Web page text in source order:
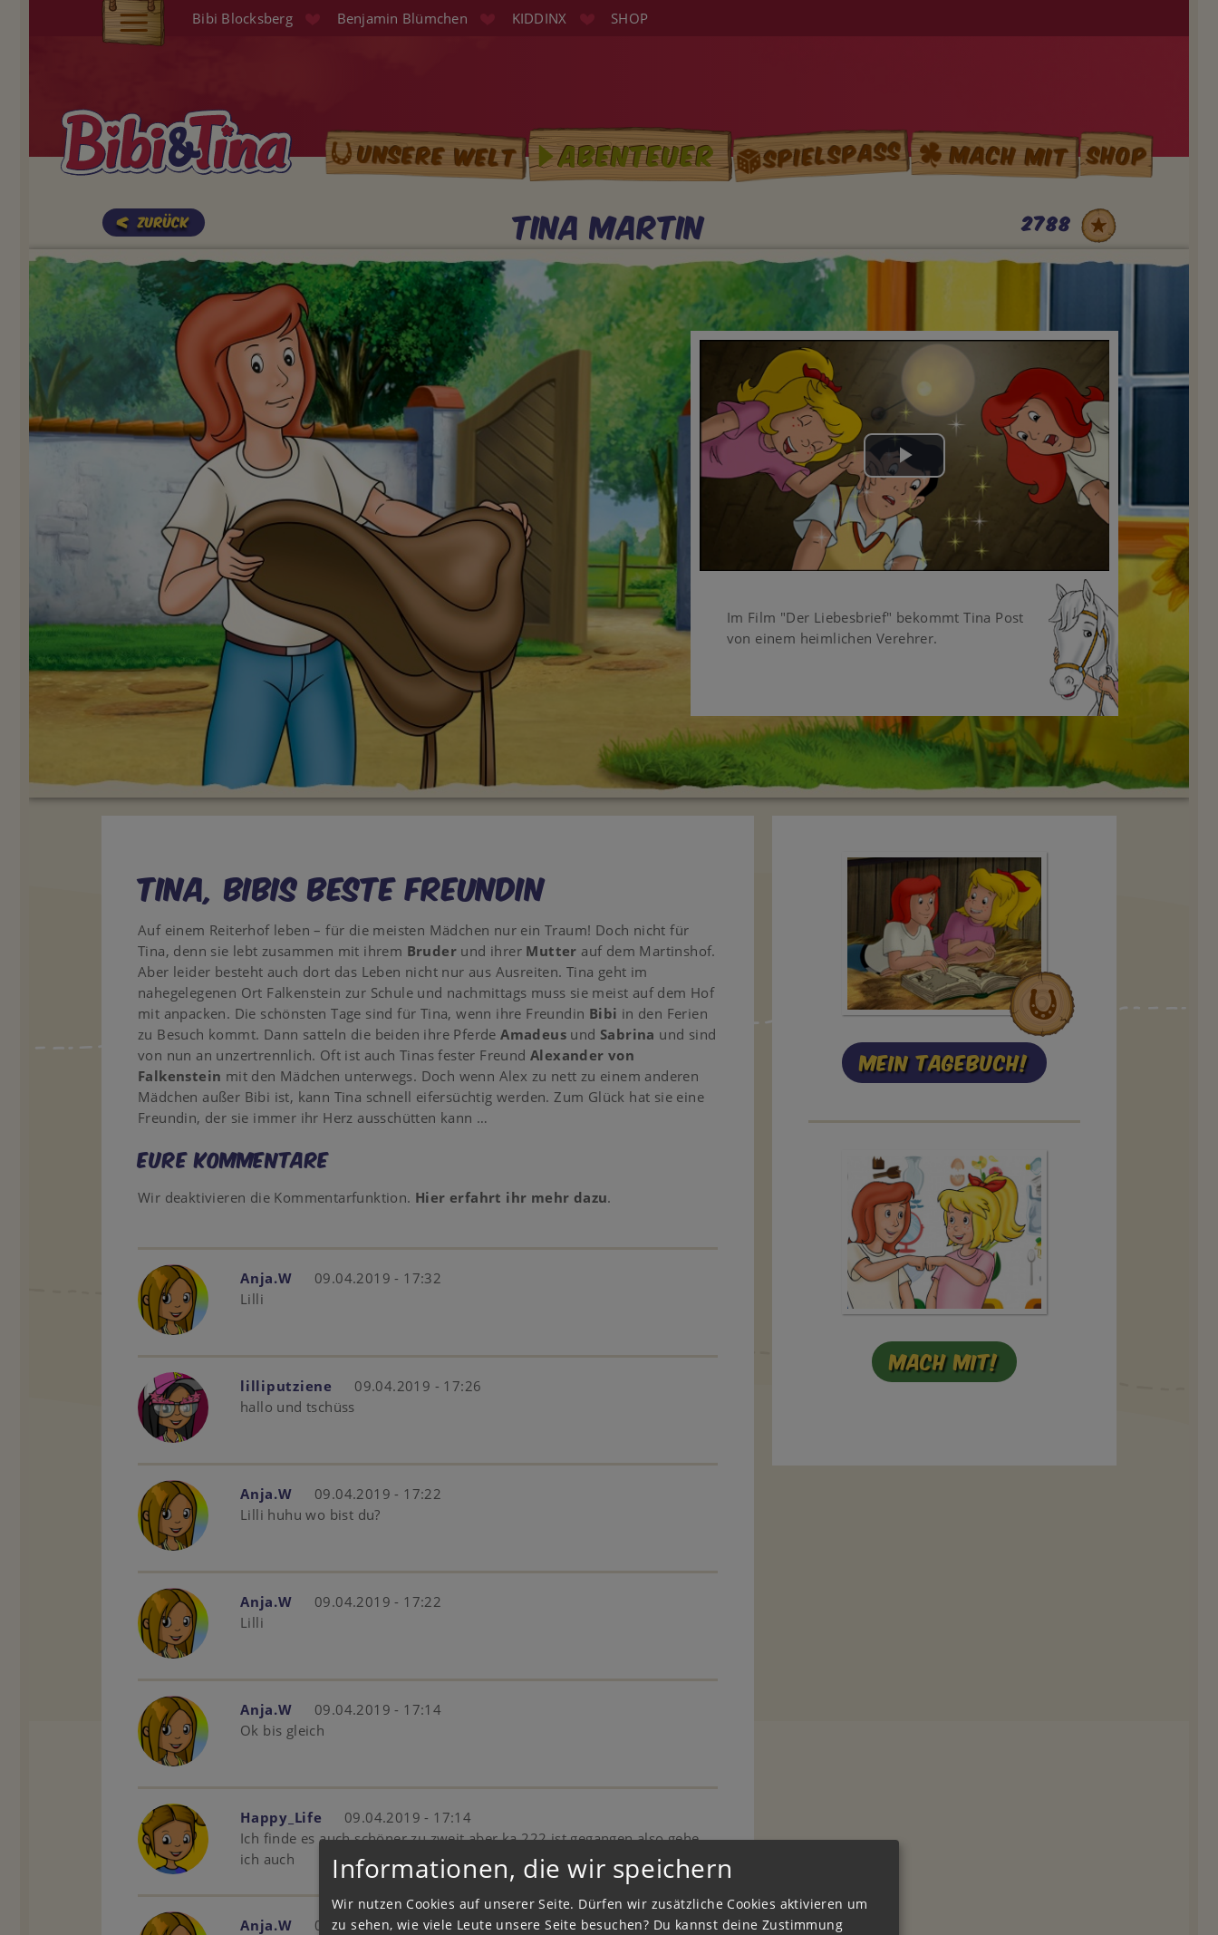
Elterninfo
Hörspiele
Audio (EN)
Bibi Blocksberg Benjamin Blümchen KIDDINX SHOP
Main
navigation
Unsere Welt Abenteuer Spielspass Mach mit Shop
Tina Martin 2788
Play
Video
Im Film "Der Liebesbrief" bekommt Tina Post
von einem heimlichen Verehrer.
Tina, Bibis beste Freundin
Auf einem Reiterhof leben – für die meisten Mädchen nur ein Traum! Doch nicht für
Tina, denn sie lebt zusammen mit ihrem Bruder und ihrer Mutter auf dem Martinshof.
Aber leider besteht auch dort das Leben nicht nur aus Ausreiten. Tina geht im
nahegelegenen Ort Falkenstein zur Schule und nachmittags muss sie meist auf dem Hof
mit anpacken. Die schönsten Tage sind für Tina, wenn ihre Freundin Bibi in den Ferien
zu Besuch kommt. Dann satteln die beiden ihre PferdeAmadeus undSabrina und sind
von nun an unzertrennlich. Oft ist auch Tinas fester Freund Alexander von
Falkenstein mit den Mädchen unterwegs. Doch wenn Alex zu nett zu einem anderen
Mädchen außer Bibi ist, kann Tina schnell eifersüchtig werden. Zum Glück hat sie eine
Freundin, der sie immer ihr Herz ausschütten kann …
Eure Kommentare
Wir deaktivieren die Kommentarfunktion. Hier erfahrt ihr mehr dazu.
Anja.W
09.04.2019 - 17:32
Lilli
lilliputziene
09.04.2019 - 17:26
hallo und tschüss
Anja.W
09.04.2019 - 17:22
Lilli huhu wo bist du?
Anja.W
09.04.2019 - 17:22
Lilli
Anja.W
09.04.2019 - 17:14
Ok bis gleich
Happy_Life
09.04.2019 - 17:14
Ich finde es auch schöner zu zweit aber ka.222 ist gegangen also gehe
ich auch
Anja.W
09.04.2019 - 17:14
Mein Tagebuch!
Mach mit!
Informationen, die wir speichern
Wir nutzen Cookies auf unserer Seite. Dürfen wir zusätzliche Cookies aktivieren um
zu sehen, wie viele Leute unsere Seite besuchen? Du kannst deine Zustimmung